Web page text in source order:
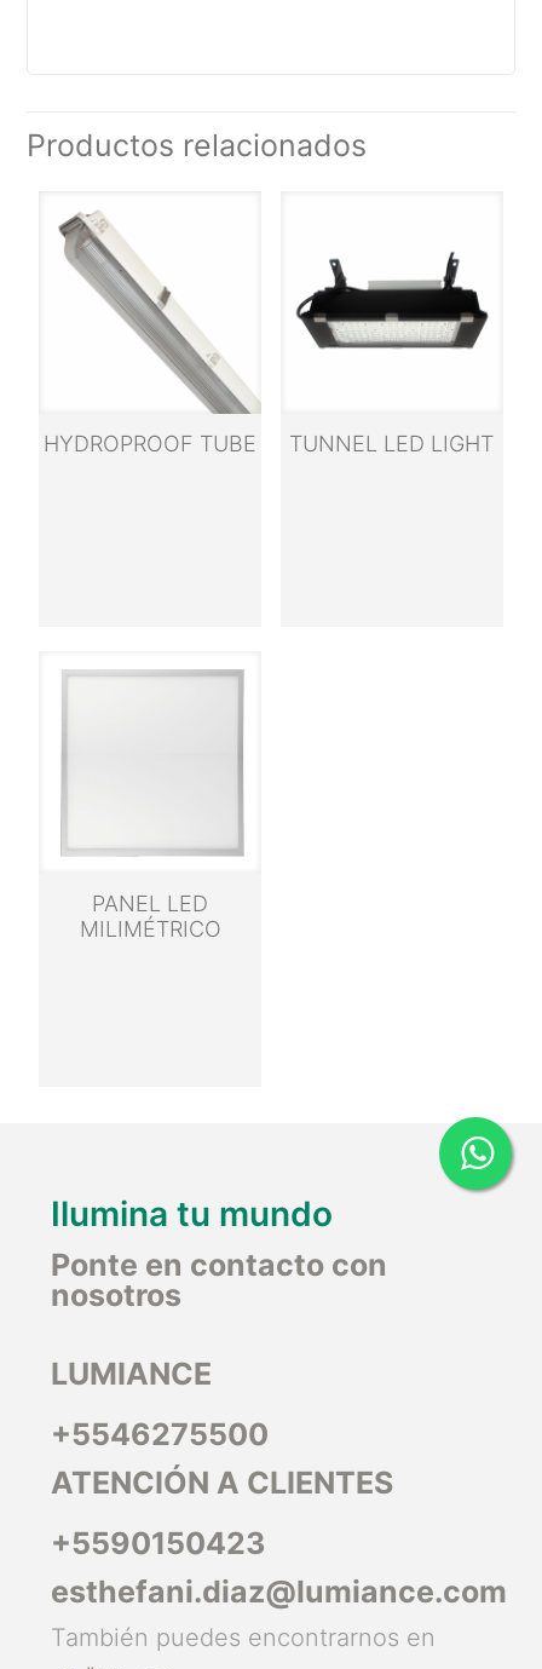
Productos relacionados
HYDROPROOF TUBE TUNNEL LED LIGHT
PANEL LED
MILIMÉTRICO
Ilumina tu mundo
Ponte en contacto con
nosotros
LUMIANCE
+5546275500
ATENCIÓN A CLIENTES
+5590150423
esthefani.diaz@lumiance.com
También puedes encontrarnos en